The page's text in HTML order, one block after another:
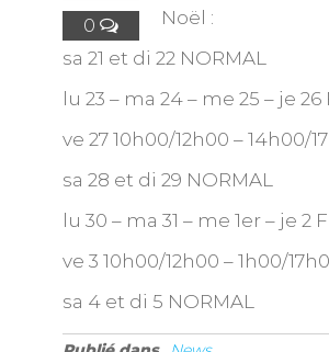
0
Noël :
sa 21 et di 22 NORMAL
lu 23 – ma 24 – me 25 – je 26
ve 27 10h00/12h00 – 14h00/
sa 28 et di 29 NORMAL
lu 30 – ma 31 – me 1er – je 2
ve 3 10h00/12h00 – 1h00/
sa 4 et di 5 NORMAL